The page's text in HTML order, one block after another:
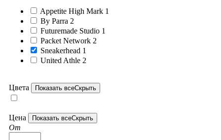
Appetite High Mark 1
By Parra 2
Futuremade Studio 1
Packet Network 2
Sneakerhead 1
United Athle 2
Цвета Показать всеСкрыть
Цена Показать всеСкрыть
От